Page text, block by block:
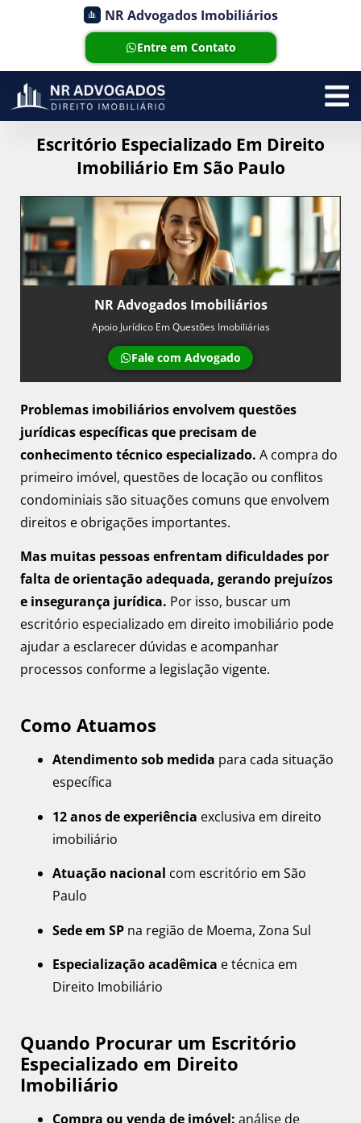
NR Advogados Imobiliários
Entre em Contato
Escritório Especializado Em Direito
Imobiliário Em São Paulo
NR Advogados Imobiliários
Apoio Jurídico Em Questões Imobiliárias
Fale com Advogado
Problemas imobiliários envolvem questões
jurídicas específicas que precisam de
conhecimento técnico especializado. A compra do
primeiro imóvel, questões de locação ou conflitos
condominiais são situações comuns que envolvem
direitos e obrigações importantes.
Mas muitas pessoas enfrentam dificuldades por
falta de orientação adequada, gerando prejuízos
e insegurança jurídica. Por isso, buscar um
escritório especializado em direito imobiliário pode
ajudar a esclarecer dúvidas e acompanhar
processos conforme a legislação vigente.
Como Atuamos
Atendimento sob medida para cada situação
específica
12 anos de experiência exclusiva em direito
imobiliário
Atuação nacional com escritório em São
Paulo
Sede em SP na região de Moema, Zona Sul
Especialização acadêmica e técnica em
Direito Imobiliário
Quando Procurar um Escritório
Especializado em Direito
Imobiliário
Compra ou venda de imóvel: análise de